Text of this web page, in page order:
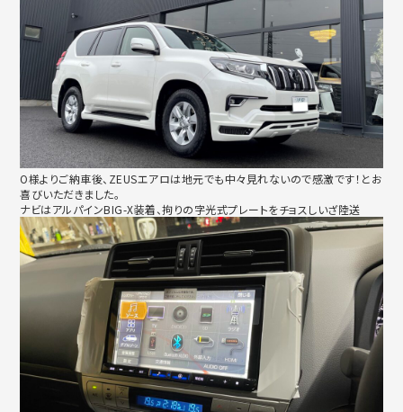
O様よりご納車後、ZEUSエアロは地元でも中々見れないので感激です！とお
喜びいただきました。
ナビはアルパインBIG-X装着、拘りの字光式プレートをチョスしいざ陸送